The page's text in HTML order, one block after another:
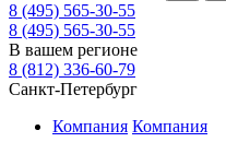
8 (495) 565-30-55
8 (495) 565-30-55
В вашем регионе
8 (812) 336-60-79
Санкт-Петербург
Компания Компания